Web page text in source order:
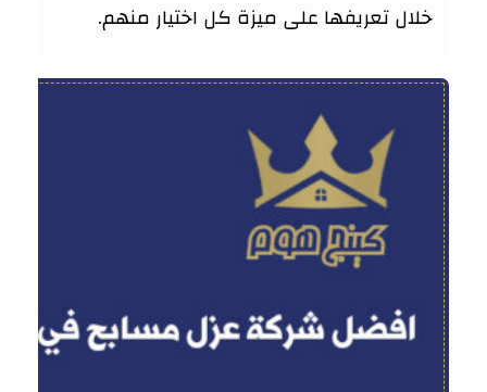
خلال تعريفها على ميزة كل اختيار منهم.